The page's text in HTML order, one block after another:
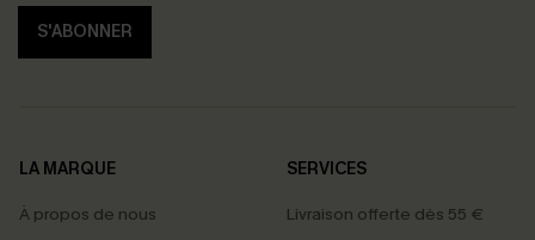
S'ABONNER
LA MARQUE
À propos de nous
SERVICES
Livraison offerte dès 55 €